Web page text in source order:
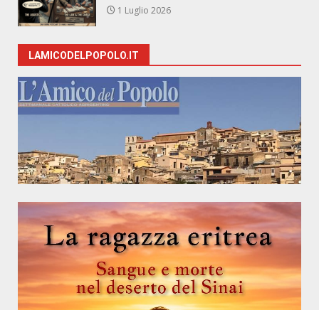
1 Luglio 2026
LAMICODELPOPOLO.IT